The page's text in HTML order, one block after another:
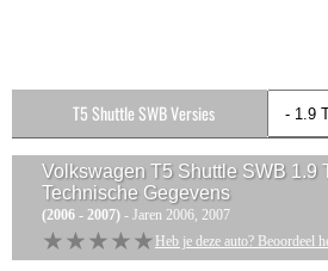
Volkswagen T5 Shuttle SWB 1.9
Technische Gegevens
(2006 - 2007) - Jaren 2006, 2007
★★★★★
★★★★★ Heb je deze auto? Beoordeel
T5 Shuttle SWB Versies